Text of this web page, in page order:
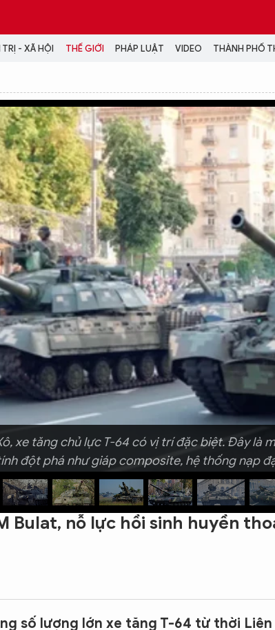
TRỊ - XÃ HỘI THẾ GIỚI PHÁP LUẬT VIDEO THÀNH PHỐ
CHÍNH TRỊ - XÃ HỘI
Đại hội Đảng
PHÁP LUẬT
VĂN HÓA - GIẢI TRÍ
SỐNG Ở HÀ NỘI
MULTIMEDIA
Podcast
Video
Ảnh
Infographic
ẢNH
xe tăng chủ lực T-64 có vị trí đặc biệt. Đây là
đột phá như giáp composite, hệ thống nạp
Bulat, nỗ lực hồi sinh huyền
số lượng lớn xe tăng T-64 từ thời Liên